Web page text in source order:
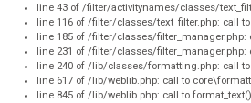
line 43 of /filter/activitynames/classes/
line 116 of /filter/classes/text_filter.php: call
line 185 of /filter/classes/filter_manager.php:
line 231 of /filter/classes/filter_manager.php:
line 240 of /lib/classes/formatting.php: call
line 617 of /lib/weblib.php: call to
line 845 of /lib/weblib.php: call to format_text()